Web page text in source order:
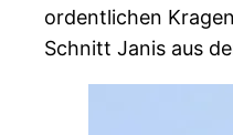
ordentlichen
Schnitt Janis aus